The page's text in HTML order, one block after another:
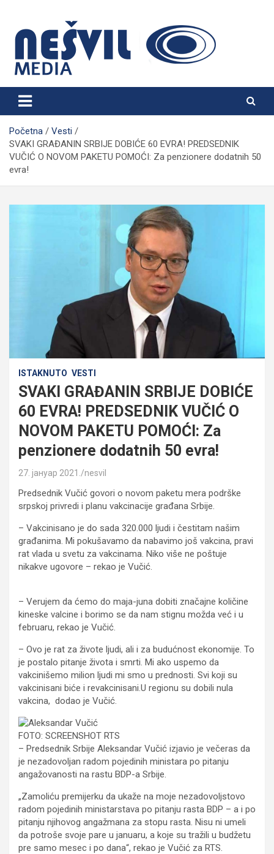
content
Nešvil Media Bogatić
Početna
Vesti
SVAKI GRAĐANIN SRBIJE DOBIĆE 60 EVRA! PREDSEDNIK
VUČIĆ O NOVOM PAKETU POMOĆI: Za penzionere dodatnih 50
evra!
ISTAKNUTO VESTI
SVAKI GRAĐANIN SRBIJE DOBIĆE
60 EVRA! PREDSEDNIK VUČIĆ O
NOVOM PAKETU POMOĆI: Za
penzionere dodatnih 50 evra!
27. јануар 2021. nesvil
Predsednik Vučić govori o novom paketu mera podrške
srpskoj privredi i planu vakcinacije građana Srbije.
– Vakcinisano je do sada 320.000 ljudi i čestitam našim
građanima. Mi pokušavamo da nabavimo još vakcina, pravi
rat vlada u svetu za vakcinama. Niko više ne poštuje
nikakve ugovore – rekao je Vučić.
– Verujem da ćemo do maja-juna dobiti značajne količine
kineske valcine i borimo se da nam stignu možda već i u
februaru, rekao je Vučić.
– Ovo je rat za živote ljudi, ali i za budućnost ekonomije. To
je postalo pitanje života i smrti. Mi ako uspemo da
vakcinišemo milion ljudi mi smo u prednosti. Svi koji su
vakcinisani biće i revakcinisani.U regionu su dobili nula
vakcina, dodao je Vučić.
FOTO: SCREENSHOT RTS
– Predsednik Srbije Aleksandar Vučić izjavio je večeras da
je nezadovoljan radom pojedinih ministara po pitanju
angažovanosti na rastu BDP-a Srbije.
„Zamoliću premijerku da ukaže na moje nezadovoljstovo
radom pojedinih ministarstava po pitanju rasta BDP – a i po
pitanju njihovog angažmana za stopu rasta. Nisu ni umeli
da potroše svoje pare u januaru, a koje su tražili u budžetu
pre samo mesec i po dana“, rekao je Vučić za RTS.